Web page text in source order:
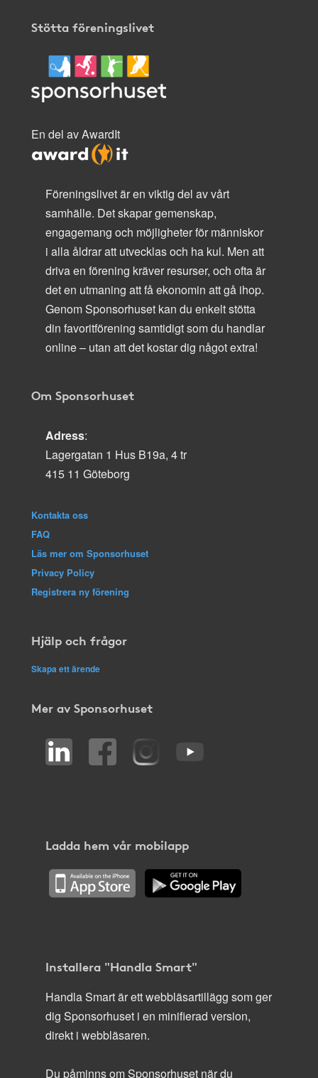
Stötta föreningslivet
En del av AwardIt
Föreningslivet är en viktig del av vårt
samhälle. Det skapar gemenskap,
engagemang och möjligheter för människor
i alla åldrar att utvecklas och ha kul. Men att
driva en förening kräver resurser, och ofta är
det en utmaning att få ekonomin att gå ihop.
Genom Sponsorhuset kan du enkelt stötta
din favoritförening samtidigt som du handlar
online – utan att det kostar dig något extra!
Om Sponsorhuset
Adress:
Lagergatan 1 Hus B19a, 4 tr
415 11 Göteborg
Kontakta oss
FAQ
Läs mer om Sponsorhuset
Privacy Policy
Registrera ny förening
Hjälp och frågor
Skapa ett ärende
Mer av Sponsorhuset
Ladda hem vår mobilapp
Installera "Handla Smart"
Handla Smart är ett webbläsartillägg som ger
dig Sponsorhuset i en minifierad version,
direkt i webbläsaren.
Du påminns om Sponsorhuset när du